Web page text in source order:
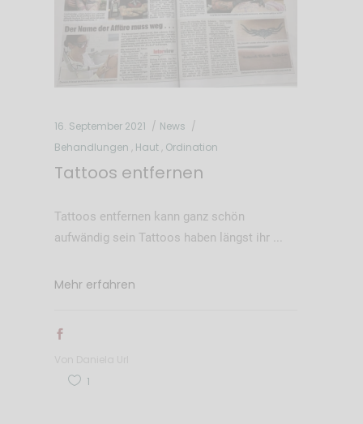
16. September 2021
News
Behandlungen , Haut , Ordination
Tattoos entfernen
Tattoos entfernen kann ganz schön
aufwändig sein Tattoos haben längst ihr
Mehr erfahren
1